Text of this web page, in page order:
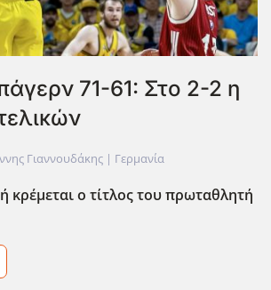
71-61: Στο 2-2 η
Γιαννουδάκης | Γερμανία
ο τίτλος του πρωταθλητή